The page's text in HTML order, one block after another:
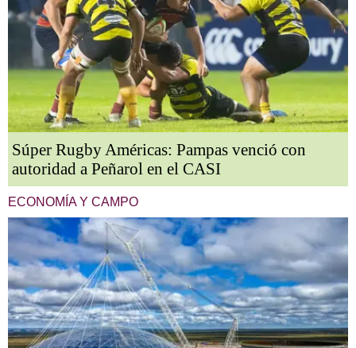
Súper Rugby Américas: Pampas venció con
autoridad a Peñarol en el CASI
ECONOMÍA Y CAMPO